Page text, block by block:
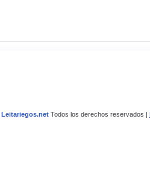
Leitariegos.netTodos los derechos reservados |